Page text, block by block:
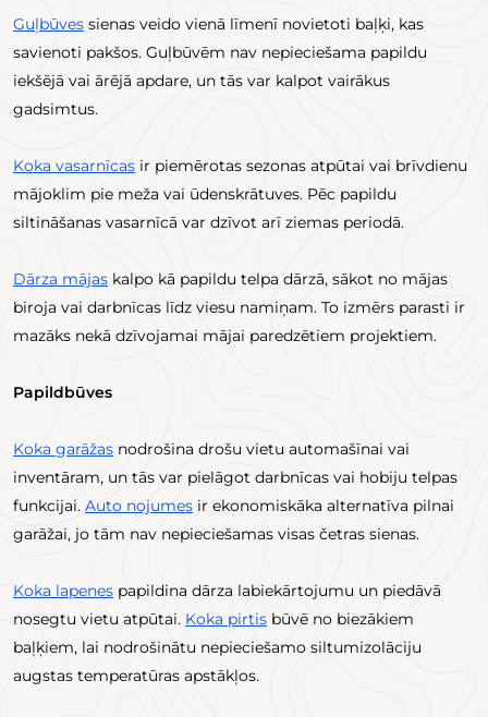
Guļbūves sienas veido vienā līmenī novietoti baļķi, kas
savienoti pakšos. Guļbūvēm nav nepieciešama papildu
iekšējā vai ārējā apdare, un tās var kalpot vairākus
gadsimtus.
Koka vasarnīcas ir piemērotas sezonas atpūtai vai brīvdienu
mājoklim pie meža vai ūdenskrātuves. Pēc papildu
siltināšanas vasarnīcā var dzīvot arī ziemas periodā.
Dārza mājas kalpo kā papildu telpa dārzā, sākot no mājas
biroja vai darbnīcas līdz viesu namiņam. To izmērs parasti ir
mazāks nekā dzīvojamai mājai paredzētiem projektiem.
Papildbūves
Koka garāžas nodrošina drošu vietu automašīnai vai
inventāram, un tās var pielāgot darbnīcas vai hobiju telpas
funkcijai. Auto nojumes ir ekonomiskāka alternatīva pilnai
garāžai, jo tām nav nepieciešamas visas četras sienas.
Koka lapenes papildina dārza labiekārtojumu un piedāvā
nosegtu vietu atpūtai. Koka pirtis būvē no biezākiem
baļķiem, lai nodrošinātu nepieciešamo siltumizolāciju
augstas temperatūras apstākļos.